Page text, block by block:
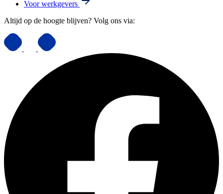
Voor werkgevers
Altijd op de hoogte blijven? Volg ons via: